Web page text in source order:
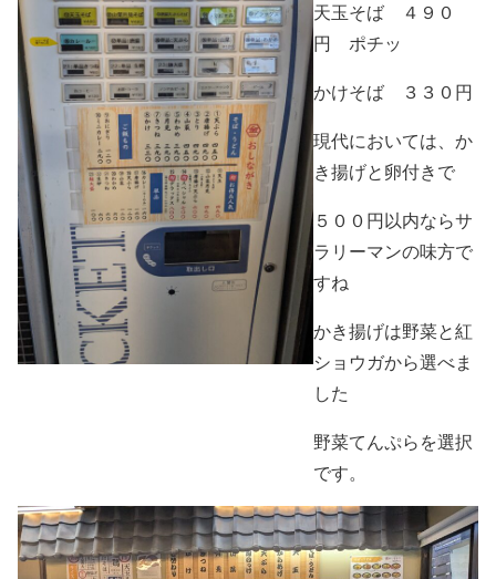
天玉そば ４９０
円 ポチッ
かけそば ３３０円
現代においては、か
き揚げと卵付きで
５００円以内ならサ
ラリーマンの味方で
すね
かき揚げは野菜と紅
ショウガから選べま
した
野菜てんぷらを選択
です。